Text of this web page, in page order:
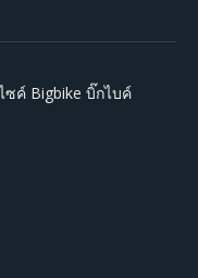
ซค์ Bigbike บิ๊กไบค์